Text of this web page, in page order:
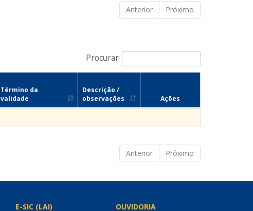
Anterior
Próximo
Procurar
Término da
validade
Descrição /
observações
Ações
Anterior
Próximo
E-SIC (LAI)
OUVIDORIA